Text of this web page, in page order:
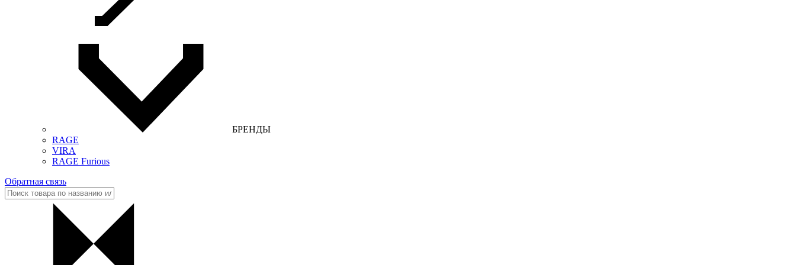
БРЕНДЫ
RAGE
VIRA
RAGE Furious
Обратная связь